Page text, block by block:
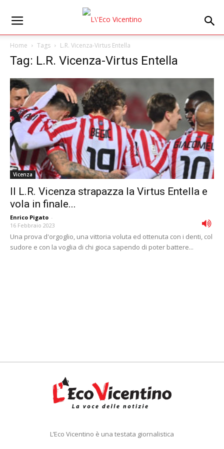
Home Tags L.R. Vicenza-Virtus Entella
Tag: L.R. Vicenza-Virtus Entella
Vicenza
Il L.R. Vicenza strapazza la Virtus Entella e
vola in finale...
Enrico Pigato -
16 Febbraio 2023
Una prova d'orgoglio, una vittoria voluta ed ottenuta con i denti, col
sudore e con la voglia di chi gioca sapendo di poter battere...
L’Eco Vicentino è una testata giornalistica